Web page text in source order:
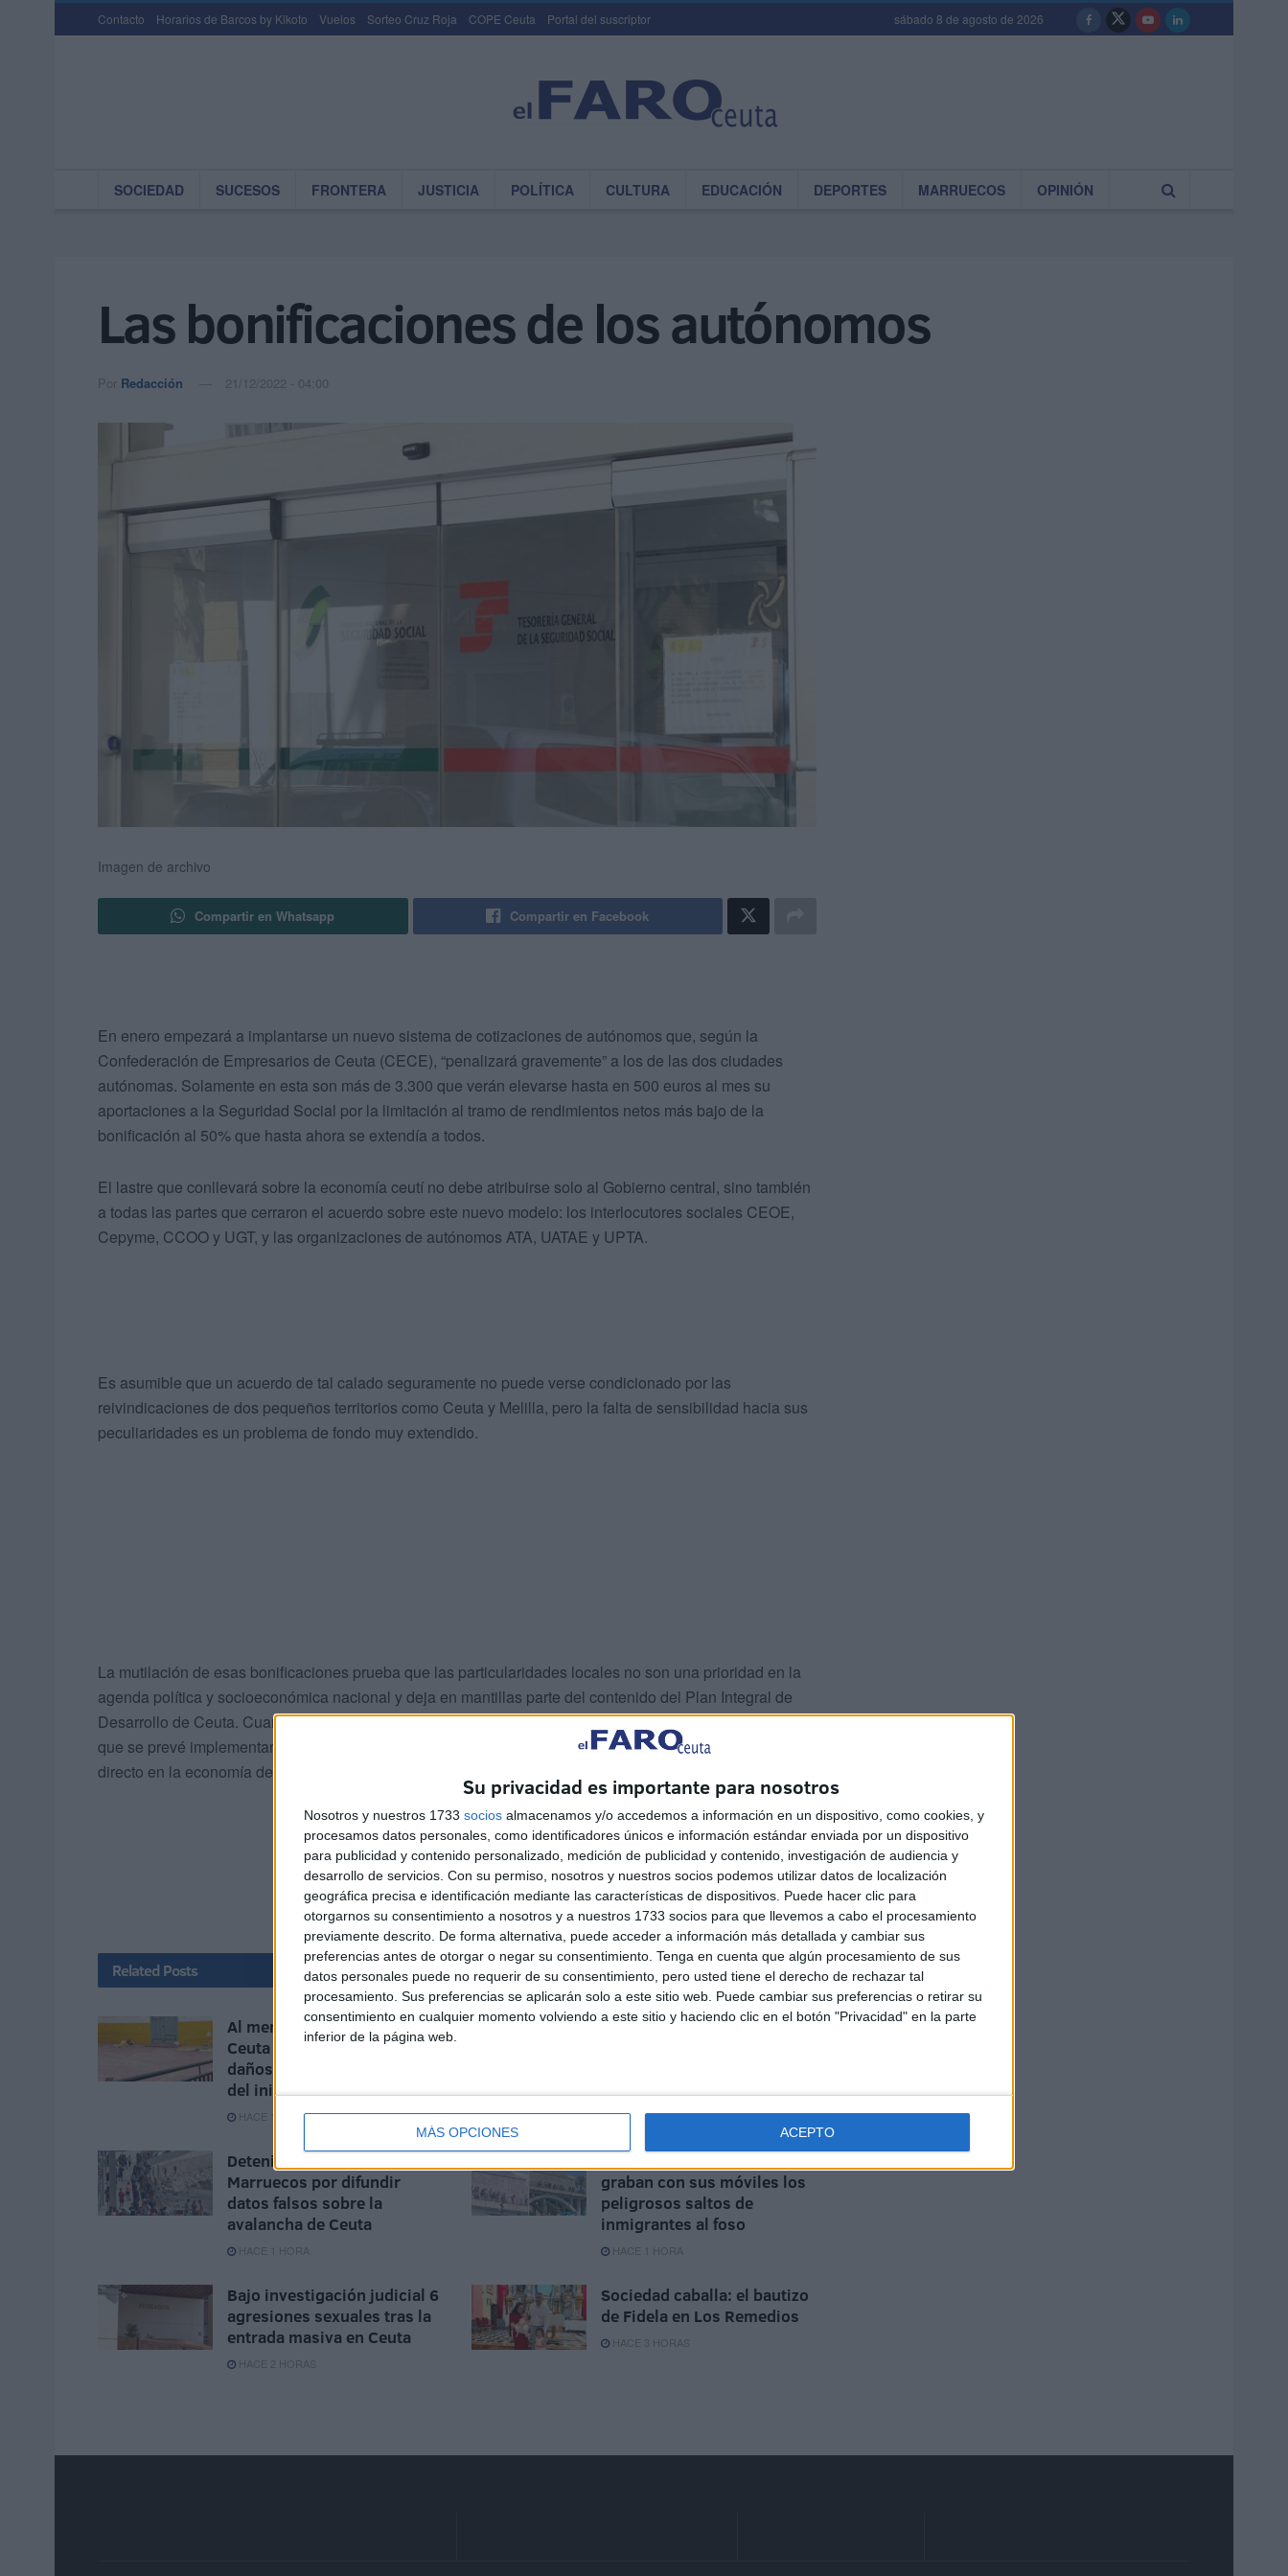
Su privacidad es importante para nosotros
Nosotros y nuestros 1733 socios almacenamos y/o accedemos a información en un dispositivo, como cookies, y
procesamos datos personales, como identificadores únicos e información estándar enviada por un dispositivo
para publicidad y contenido personalizado, medición de publicidad y contenido, investigación de audiencia y
desarrollo de servicios. Con su permiso, nosotros y nuestros socios podemos utilizar datos de localización
geográfica precisa e identificación mediante las características de dispositivos. Puede hacer clic para
otorgarnos su consentimiento a nosotros y a nuestros 1733 socios para que llevemos a cabo el procesamiento
previamente descrito. De forma alternativa, puede acceder a información más detallada y cambiar sus
preferencias antes de otorgar o negar su consentimiento. Tenga en cuenta que algún procesamiento de sus
datos personales puede no requerir de su consentimiento, pero usted tiene el derecho de rechazar tal
procesamiento. Sus preferencias se aplicarán solo a este sitio web. Puede cambiar sus preferencias o retirar su
consentimiento en cualquier momento volviendo a este sitio y haciendo clic en el botón "Privacidad" en la parte
inferior de la página web.
MÁS OPCIONES ACEPTO
Contacto Horarios de Barcos by Kikoto Vuelos Sorteo Cruz Roja COPE Ceuta Portal del suscriptor sábado 8 de agosto de 2026
SOCIEDAD SUCESOS FRONTERA JUSTICIA POLÍTICA CULTURA EDUCACIÓN DEPORTES MARRUECOS OPINIÓN
Las bonificaciones de los autónomos
Por Redacción 21/12/2022 - 04:00
Imagen de archivo
Compartir en Whatsapp Compartir en Facebook
En enero empezará a implantarse un nuevo sistema de cotizaciones de autónomos que, según la
Confederación de Empresarios de Ceuta (CECE), “penalizará gravemente” a los de las dos ciudades
autónomas. Solamente en esta son más de 3.300 que verán elevarse hasta en 500 euros al mes su
aportaciones a la Seguridad Social por la limitación al tramo de rendimientos netos más bajo de la
bonificación al 50% que hasta ahora se extendía a todos.
El lastre que conllevará sobre la economía ceutí no debe atribuirse solo al Gobierno central, sino también
a todas las partes que cerraron el acuerdo sobre este nuevo modelo: los interlocutores sociales CEOE,
Cepyme, CCOO y UGT, y las organizaciones de autónomos ATA, UATAE y UPTA.
Es asumible que un acuerdo de tal calado seguramente no puede verse condicionado por las
reivindicaciones de dos pequeños territorios como Ceuta y Melilla, pero la falta de sensibilidad hacia sus
peculiaridades es un problema de fondo muy extendido.
La mutilación de esas bonificaciones prueba que las particularidades locales no son una prioridad en la
agenda política y socioeconómica nacional y deja en mantillas parte del contenido del Plan Integral de
Desarrollo de Ceuta. Cuando se prometía estudiar la extensión y mejora de las bonificaciones vigentes, lo
que se prevé implementar es justamente lo contrario, una merma de su alcance con un previsible impacto
directo en la economía de la ciudad en un momento de recuperación delicado.
Related Posts
Al menos 6 colegios de
Ceuta sufren entradas y
daños a menos de un mes
del inicio del curso
HACE 15 MINUTOS
Colapso en el CETI: 12
HACE 27 MINUTOS
Detenida una mujer en
Marruecos por difundir
datos falsos sobre la
avalancha de Ceuta
HACE 1 HORA
graban con sus móviles los
peligrosos saltos de
inmigrantes al foso
HACE 1 HORA
Bajo investigación judicial 6
agresiones sexuales tras la
entrada masiva en Ceuta
HACE 2 HORAS
Sociedad caballa: el bautizo
de Fidela en Los Remedios
HACE 3 HORAS